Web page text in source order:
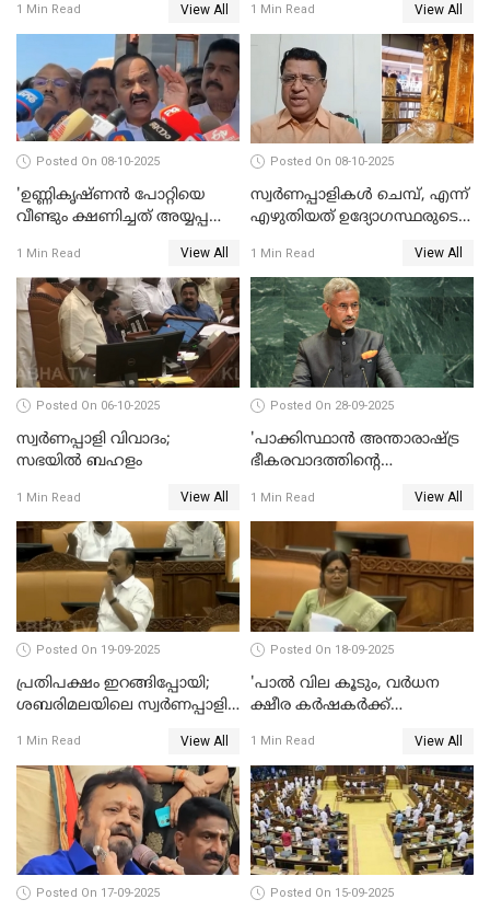
ഉത്തരവിട്ട് ഹൈക്കോടതി
WATCH VIDEO
1 Min Read View All
പ്രതിപക്ഷം WATCH VIDEO
1 Min Read View All
Posted On 08-10-2025
'ഉണ്ണികൃഷ്ണന്‍ പോറ്റിയെ
വീണ്ടും ക്ഷണിച്ചത് അയ്യപ്പ
അടിച്ചുമാറ്റാനാണെന്ന്
സംശയമുണ്ട്'; വി ഡി
സതീശൻ
1 Min Read View All
Posted On 08-10-2025
സ്വർണപ്പാളികൾ ചെമ്പ്, എന്ന്
എഴുതിയത് ഉദ്യോഗസ്ഥരുടെ
ടി.കെ.രാജഗോപാല്‍
1 Min Read View All
Posted On 06-10-2025
സ്വർണപ്പാളി വിവാദം;
സഭയിൽ ബഹളം
1 Min Read View All
Posted On 28-09-2025
'പാക്കിസ്ഥാന്‍ അന്താരാഷ്ട്ര
ഭീകരവാദത്തിന്റെ
ജയശങ്കര്‍
1 Min Read View All
Posted On 19-09-2025
പ്രതിപക്ഷം ഇറങ്ങിപ്പോയി;
ശബരിമലയിലെ സ്വർണപ്പാളി
പ്രമേയത്തിന് അനുമതിയില്ല
WATCH VIDEO
1 Min Read View All
Posted On 18-09-2025
'പാൽ വില കൂടും, വർധന
ക്ഷീര കർഷകർക്ക്
ജെ ചിഞ്ചുറാണി
1 Min Read View All
Posted On 17-09-2025 Posted On 15-09-2025